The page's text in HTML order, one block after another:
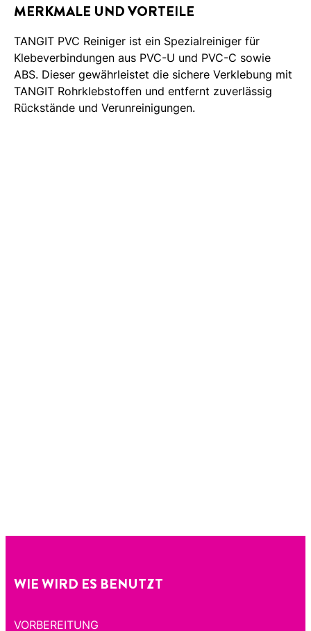
MERKMALE UND VORTEILE
TANGIT PVC Reiniger ist ein Spezialreiniger für
Klebeverbindungen aus PVC-U und PVC-C sowie
ABS. Dieser gewährleistet die sichere Verklebung mit
TANGIT Rohrklebstoffen und entfernt zuverlässig
Rückstände und Verunreinigungen.
WIE WIRD ES BENUTZT
VORBEREITUNG